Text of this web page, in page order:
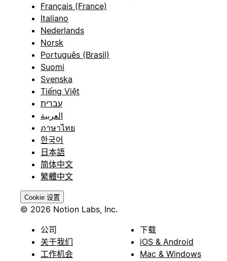
Français (France)
Italiano
Nederlands
Norsk
Português (Brasil)
Suomi
Svenska
Tiếng Việt
עברית
العربية
ภาษาไทย
한국어
日本語
简体中文
繁體中文
Cookie 设置
© 2026 Notion Labs, Inc.
公司
关于我们
工作机会
下载
iOS & Android
Mac & Windows